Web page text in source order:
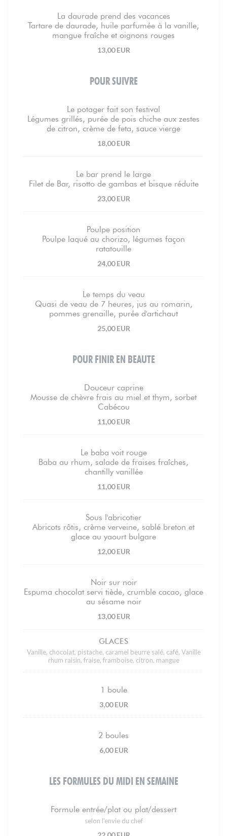
La daurade prend des vacances
Tartare de daurade, huile parfumée à la vanille,
mangue fraîche et oignons rouges
13,00 EUR
POUR SUIVRE
Le potager fait son festival
Légumes grillés, purée de pois chiche aux zestes
de citron, crème de feta, sauce vierge
18,00 EUR
Le bar prend le large
Filet de Bar, risotto de gambas et bisque réduite
23,00 EUR
Poulpe position
Poulpe laqué au chorizo, légumes façon
ratatouille
24,00 EUR
Le temps du veau
Quasi de veau de 7 heures, jus au romarin,
pommes grenaille, purée d'artichaut
25,00 EUR
POUR FINIR EN BEAUTE
Douceur caprine
Mousse de chèvre frais au miel et thym, sorbet
Cabécou
11,00 EUR
Le baba voit rouge
Baba au rhum, salade de fraises fraîches,
chantilly vanillée
11,00 EUR
Sous l'abricotier
Abricots rôtis, crème verveine, sablé breton et
glace au yaourt bulgare
12,00 EUR
Noir sur noir
Espuma chocolat servi tiède, crumble cacao, glace
au sésame noir
13,00 EUR
GLACES
Vanille, chocolat, pistache, caramel beurre salé, café, Vanille
rhum raisin, fraise, framboise, citron, mangue
1 boule
3,00 EUR
2 boules
6,00 EUR
LES FORMULES DU MIDI EN SEMAINE
Formule entrée/plat ou plat/dessert
selon l'envie du chef